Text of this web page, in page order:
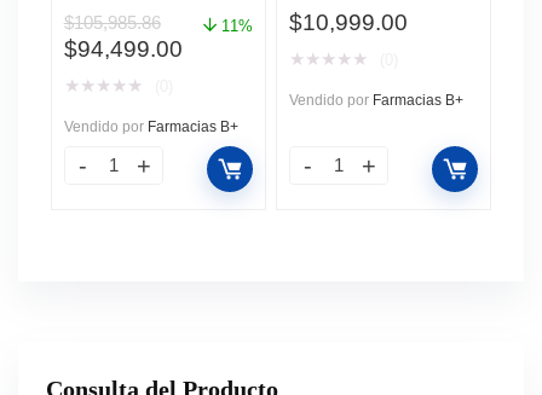
$105,985.86
El
precio
era:
$105,985.86.
$94,499.00El
es:
$94,499.00.
11%
★ ★ ★ ★ ★
Vendido por Farmacias B+
$10,999.00
★ ★ ★ ★ ★
Vendido por Farmacias B+
Consulta del Producto